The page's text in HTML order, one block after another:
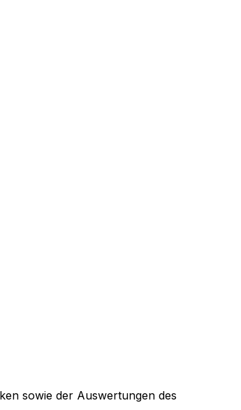
sowie der Auswertungen des